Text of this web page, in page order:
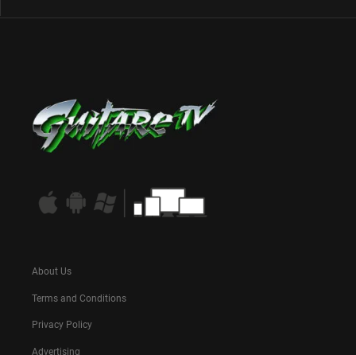
About Us
Terms and Conditions
Privacy Policy
Advertising